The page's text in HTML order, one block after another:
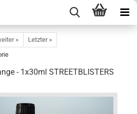
»
Letzter »
- 1x30ml STREETBLISTERS